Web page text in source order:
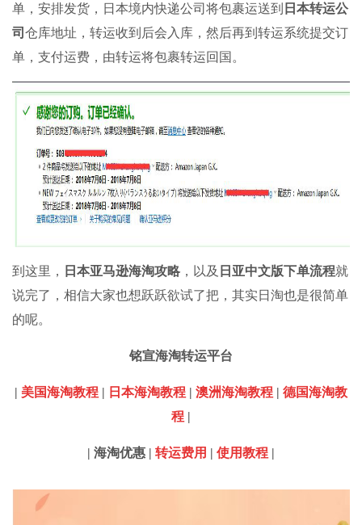
单，安排发货，日本境内快递公司将包裹运送到 日本转运公
司 仓库地址，转运收到后会入库，然后再到转运系统提交订
单，支付运费，由转运将包裹转运回国。
到这里， 日本亚马逊海淘攻略 ，以及 日亚中文版下单流程就
说完了，相信大家也想跃跃欲试了把，其实日淘也是很简单
的呢。
铭宣海淘转运平台
| 美国海淘教程 | 日本海淘教程 | 澳洲海淘教程 | 德国海淘教
程 |
| 海淘优惠 | 转运费用 | 使用教程 |